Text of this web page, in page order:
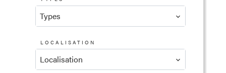
Types
LOCALISATION
Localisation